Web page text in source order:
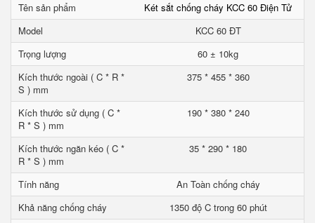
Tên sản phẩm
Két sắt chống cháy KCC 60 Điện Tử
Model
KCC 60 ĐT
Trọng lượng
60 ± 10kg
Kích thước ngoài ( C * R *
S ) mm
375 * 455 * 360
Kích thước sử dụng ( C *
R * S ) mm
190 * 380 * 240
Kích thước ngăn kéo ( C *
R * S ) mm
35 * 290 * 180
Tính năng
An Toàn chống cháy
Khả năng chống cháy
1350 độ C trong 60 phút